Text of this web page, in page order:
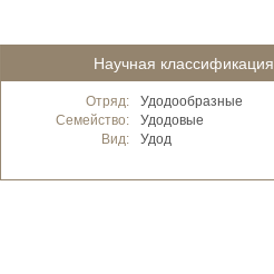
Научная классификация
Отряд:
Удодообразные
Семейство:
Удодовые
Вид:
Удод